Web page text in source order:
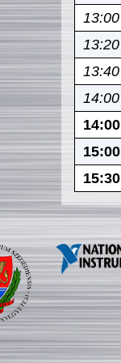
13:00
13:20
13:40
14:00
14:00
15:00
15:30